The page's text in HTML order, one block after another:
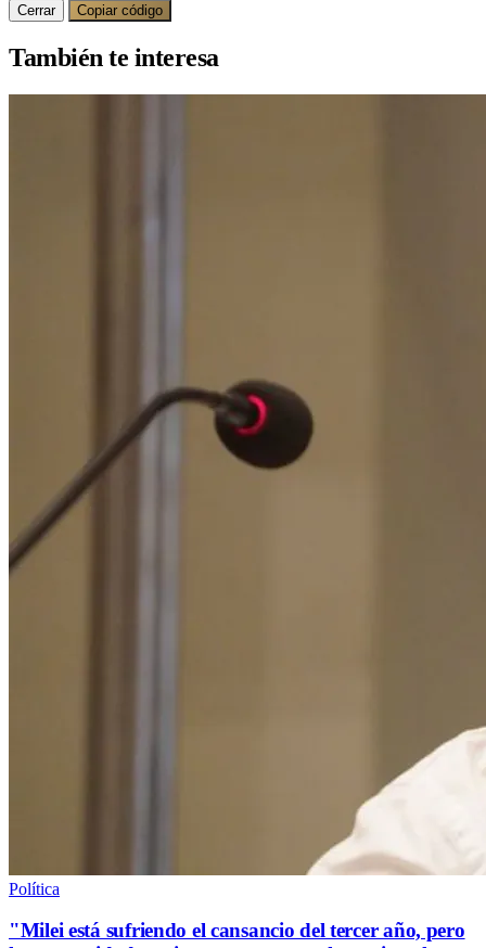
Cerrar Copiar código
También te interesa
Política
"Milei está sufriendo el cansancio del tercer año, pero